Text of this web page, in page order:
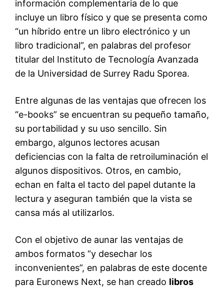
información complementaria de lo que
incluye un libro físico y que se presenta como
“un híbrido entre un libro electrónico y un
libro tradicional”, en palabras del profesor
titular del Instituto de Tecnología Avanzada
de la Universidad de Surrey Radu Sporea.
Entre algunas de las ventajas que ofrecen los
“e-books” se encuentran su pequeño tamaño,
su portabilidad y su uso sencillo. Sin
embargo, algunos lectores acusan
deficiencias con la falta de retroiluminación el
algunos dispositivos. Otros, en cambio,
echan en falta el tacto del papel dutante la
lectura y aseguran también que la vista se
cansa más al utilizarlos.
Con el objetivo de aunar las ventajas de
ambos formatos “y desechar los
inconvenientes”, en palabras de este docente
para Euronews Next, se han creado libros